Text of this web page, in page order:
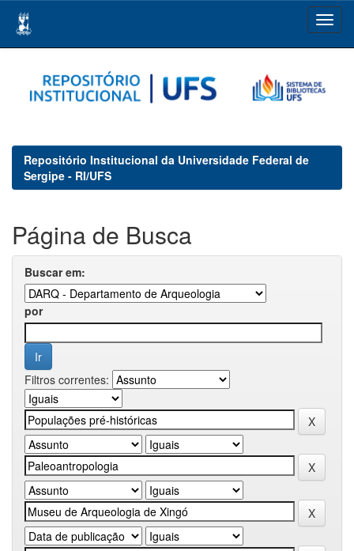
navigation
Repositório Institucional da Universidade Federal de
Sergipe - RI/UFS
Página de Busca
Buscar em:
por
Filtros correntes: